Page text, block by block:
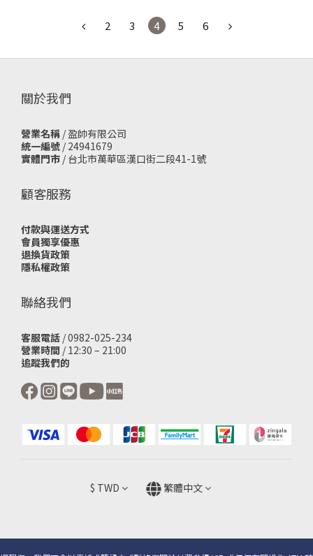
2 3 4 5 6
關於我們
營業名稱 / 盈帥有限公司
統一編號 / 24941679
實體門市 / 台北市萬華區漢口街二段41-1號
顧客服務
付款與運送方式
會員獨享優惠
退換貨政策
隱私權政策
聯絡我們
客服電話 / 0982-025-234
營業時間 / 12:30 – 21:00
追蹤我們的
$ TWD 繁體中文